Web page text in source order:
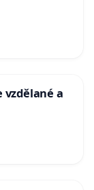
vzdělané a